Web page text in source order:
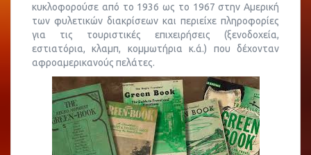
κυκλοφορούσε από το 1936 ως το 1967 στην Αμερική
των φυλετικών διακρίσεων και περιείχε πληροφορίες
για τις τουριστικές επιχειρήσεις (ξενοδοχεία,
εστιατόρια, κλαμπ, κομμωτήρια κ.ά.) που δέχονταν
αφροαμερικανούς πελάτες.